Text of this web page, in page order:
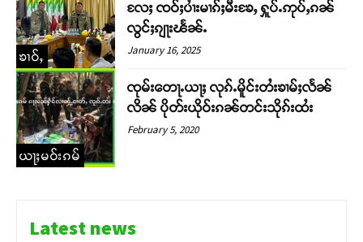
ၶၢဝ်ႇ
လႄႈ ၸဝ်ႈပၢႆးမၢၵ်ႈမီးၶႄႇ ႁူပ်ႉဢုပ်ႇၵၼ်
လွင်ႈၵျႃးၽႅၼ်ႉ
January 16, 2025
ယႃႈမဝ်းၵမ်
ၸုမ်းတေႃႉယႃႈ လုၵ်ႉမိူင်းတႆးၶၢမ်ႈလႅၼ်
လိၼ် ပိုတ်းယိုဝ်းၵၼ်တင်းသိုၵ်းထႆး
February 5, 2020
Latest news